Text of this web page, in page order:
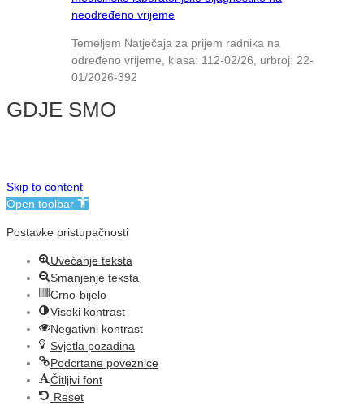
neodređeno vrijeme
Temeljem Natječaja za prijem radnika na
određeno vrijeme, klasa: 112-02/26, urbroj: 22-
01/2026-392
GDJE SMO
Skip to content
Open toolbar
Postavke pristupačnosti
Uvećanje teksta
Smanjenje teksta
Crno-bijelo
Visoki kontrast
Negativni kontrast
Svjetla pozadina
Podcrtane poveznice
Čitljivi font
Reset